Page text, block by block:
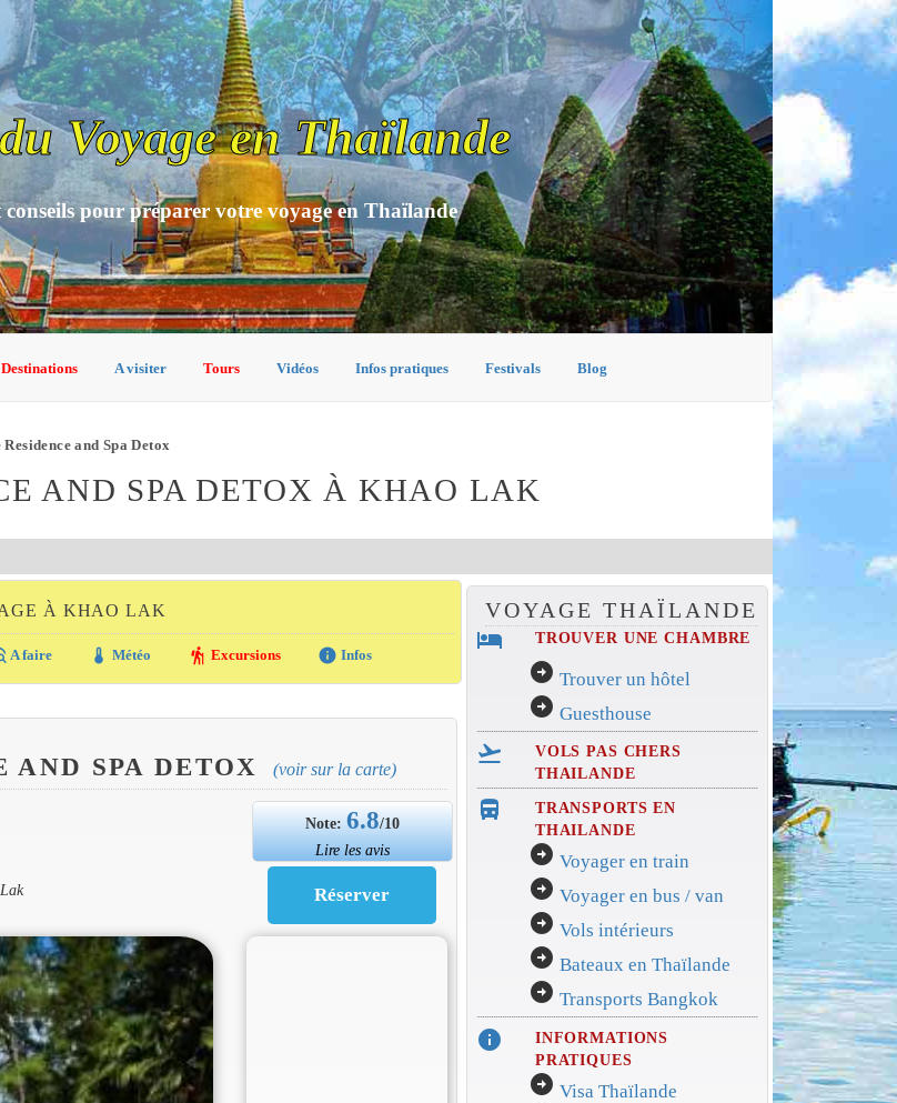
Voyage en Thaïlande
conseils pour préparer votre voyage en Thaïlande
Destinations A visiter Tours Vidéos Infos pratiques Festivals Blog
and Spa Detox
AND SPA DETOX À KHAO LAK
À KHAO LAK
A faire thermostat Météo hiking Excursions info Infos
AND SPA DETOX (voir sur la carte)
Note:6.8/10
Lire les avis
VOYAGE THAÏLANDE
hotel TROUVER UNE CHAMBRE
arrow_circle_right Trouver un hôtel
arrow_circle_right Guesthouse
flight_takeoff
VOLS PAS CHERS
THAILANDE
directions_bus_filled
TRANSPORTS EN
THAILANDE
arrow_circle_right Voyager en train
arrow_circle_right Voyager en bus / van
arrow_circle_right Vols intérieurs
arrow_circle_right Bateaux en Thaïlande
arrow_circle_right Transports Bangkok
info
INFORMATIONS
PRATIQUES
arrow_circle_right Visa Thaïlande